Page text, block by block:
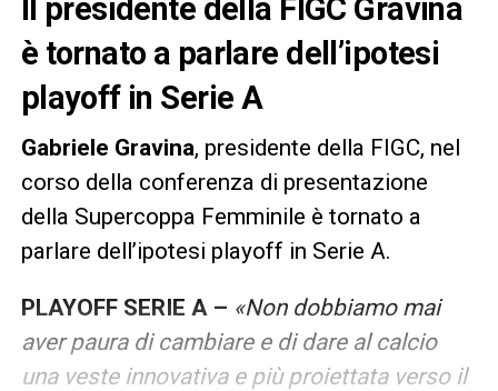
Il presidente della FIGC Gravina
è tornato a parlare dell’ipotesi
playoff in Serie A
Gabriele Gravina, presidente della FIGC, nel
corso della conferenza di presentazione
della Supercoppa Femminile è tornato a
parlare dell’ipotesi playoff in Serie A.
PLAYOFF SERIE A – «Non dobbiamo mai
aver paura di cambiare e di dare al calcio
una veste innovativa e più proiettata verso il